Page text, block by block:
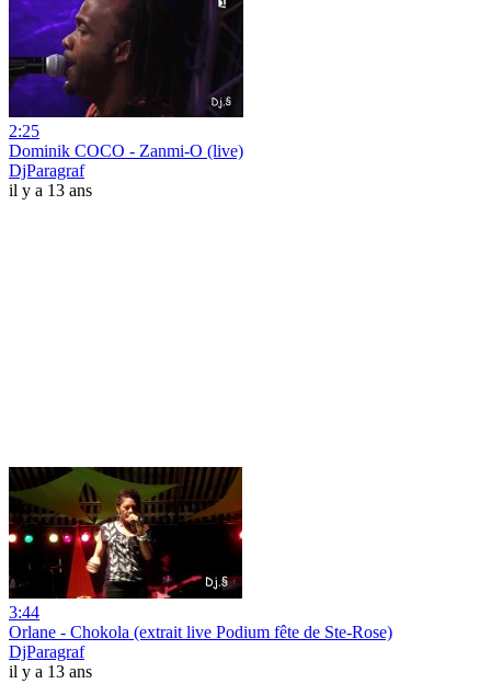
2:25
Dominik COCO - Zanmi-O (live)
DjParagraf
il y a 13 ans
3:44
Orlane - Chokola (extrait live Podium fête de Ste-Rose)
DjParagraf
il y a 13 ans